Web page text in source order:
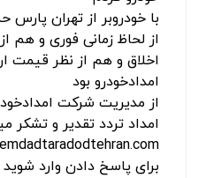
با خودروبر از تهران
از لحاظ زمانی فوری و هم
اخلاق و هم از نظر قیمت
امدادخودرو بود
از مدیریت شرکت
امداد تردد تقدیر و
برای پاسخ دادن وارد شوید